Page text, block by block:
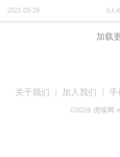
2021-03-29 6人
加载
关于我们 加入我们 手
©2026 虎嗅网